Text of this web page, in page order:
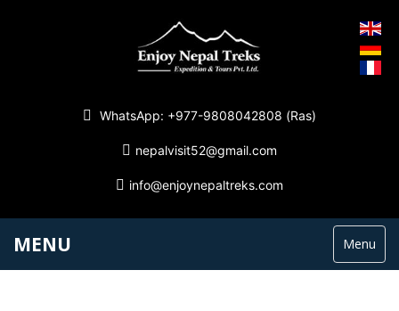
WhatsApp: +977-9808042808 (Ras)
nepalvisit52@gmail.com
info@enjoynepaltreks.com
MENU Menu